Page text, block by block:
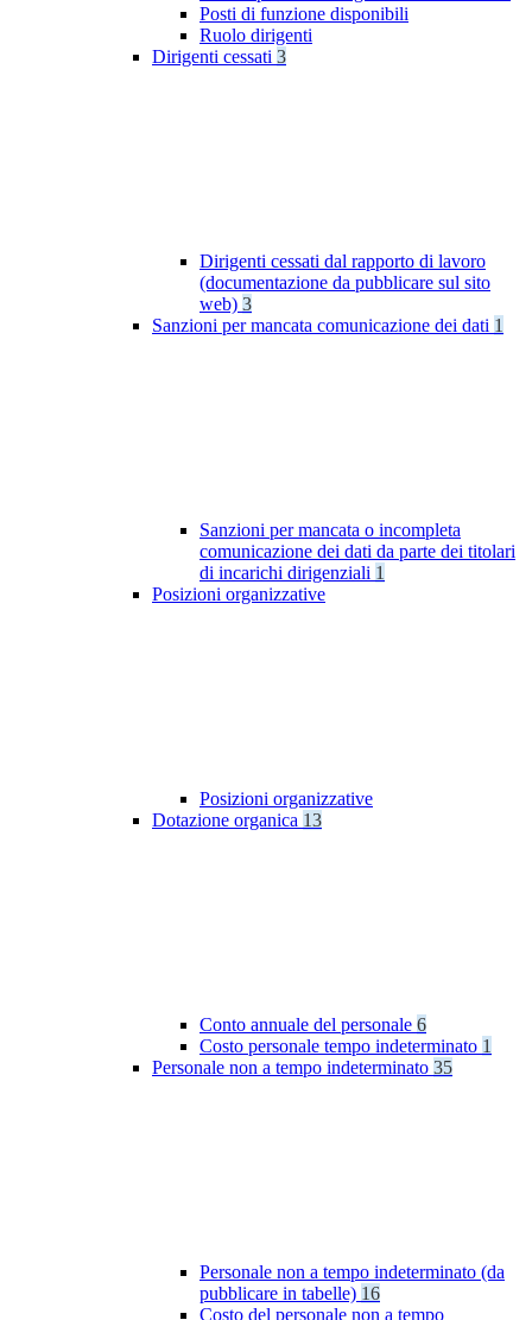
Posti di funzione disponibili
Ruolo dirigenti
Dirigenti cessati 3
Dirigenti cessati dal rapporto di lavoro
(documentazione da pubblicare sul sito
web) 3
Sanzioni per mancata comunicazione dei dati 1
Sanzioni per mancata o incompleta
comunicazione dei dati da parte dei titolari
di incarichi dirigenziali 1
Posizioni organizzative
Posizioni organizzative
Dotazione organica 13
Conto annuale del personale 6
Costo personale tempo indeterminato 1
Personale non a tempo indeterminato 35
Personale non a tempo indeterminato (da
pubblicare in tabelle) 16
Costo del personale non a tempo